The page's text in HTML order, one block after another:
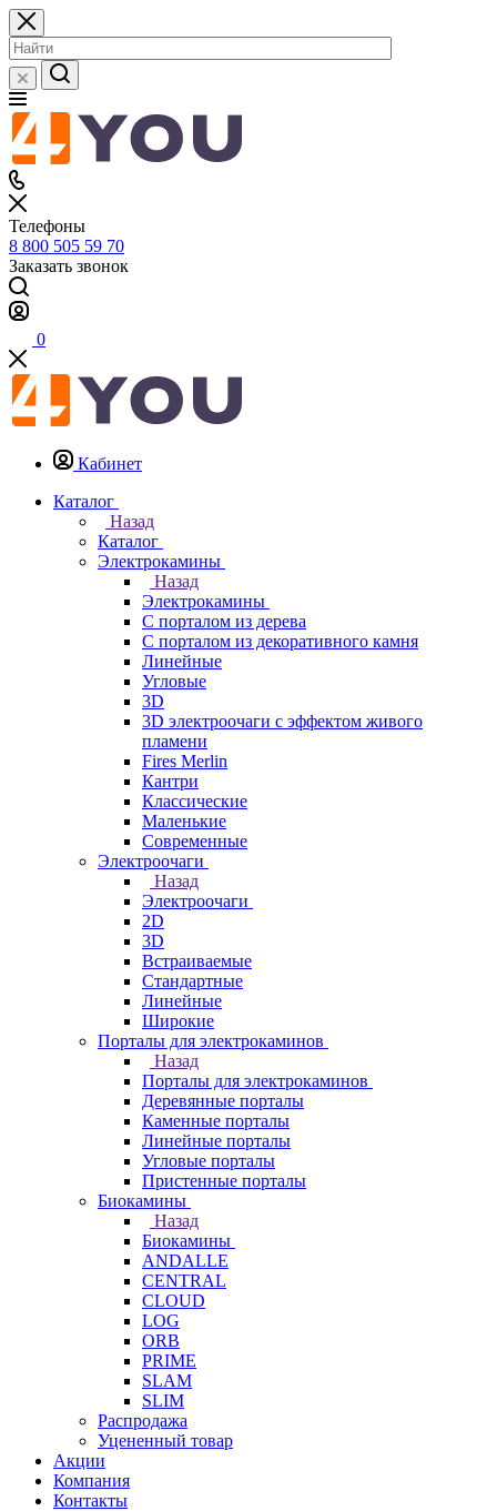
Телефоны
8 800 505 59 70
Заказать звонок
0
Кабинет
Каталог
Назад
Каталог
Электрокамины
Назад
Электрокамины
С порталом из дерева
С порталом из декоративного камня
Линейные
Угловые
3D
3D электроочаги с эффектом живого
пламени
Fires Merlin
Кантри
Классические
Маленькие
Современные
Электроочаги
Назад
Электроочаги
2D
3D
Встраиваемые
Стандартные
Линейные
Широкие
Порталы для электрокаминов
Назад
Порталы для электрокаминов
Деревянные порталы
Каменные порталы
Линейные порталы
Угловые порталы
Пристенные порталы
Биокамины
Назад
Биокамины
ANDALLE
CENTRAL
CLOUD
LOG
ORB
PRIME
SLAM
SLIM
Распродажа
Уцененный товар
Акции
Компания
Контакты